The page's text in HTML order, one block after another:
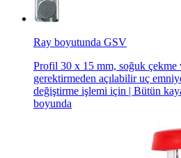
Ray boyutunda GSV
Profil 30 x 15 mm, soğuk çekme
gerektirmeden açılabilir uç
değiştirme işlemi için | Bütün
boyunda